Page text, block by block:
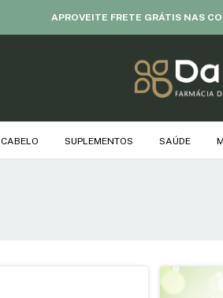
APROVEITE FRETE GRÁTIS NAS
CABELO SUPLEMENTOS SAÚDE